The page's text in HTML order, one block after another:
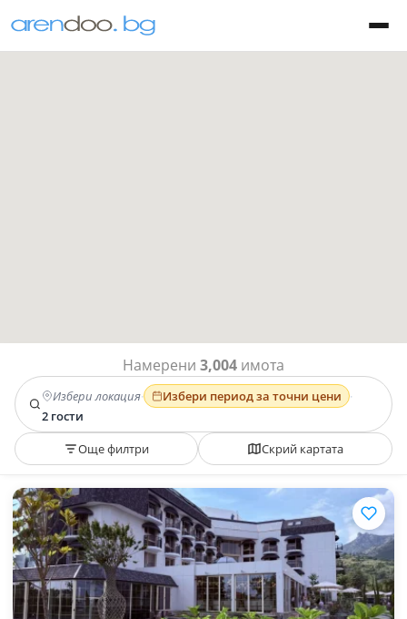
Намерени 3,004 имота
Избери локация· Избери период за точни цени
·
2 гости
Още филтри
Скрий картата